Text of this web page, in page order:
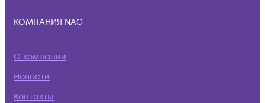
КОМПАНИЯ NAG
О компании
Новости
Контакты